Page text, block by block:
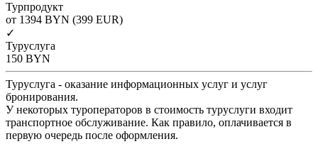
Турпродукт
от 1394 BYN (399 EUR)
✓
Туруслуга
150 BYN
Туруслуга - оказание информационных услуг и услуг
бронирования.
У некоторых туроператоров в стоимость туруслуги входит
транспортное обслуживание. Как правило, оплачивается в
первую очередь после оформления.